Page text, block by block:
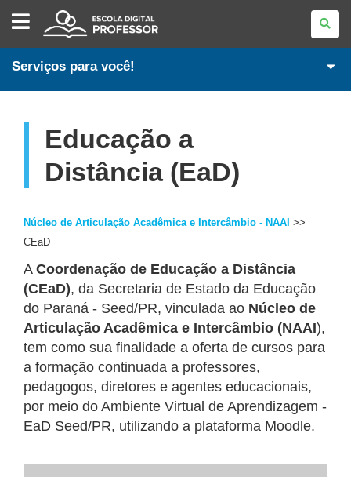
ESCOLA
DIGITAL
-
PROFESSORES
Serviços para você!
Educação a
Distância (EaD)
Núcleo de Articulação Acadêmica e Intercâmbio - NAAI >>
CEaD
A Coordenação de Educação a Distância
(CEaD), da Secretaria de Estado da Educação
do Paraná - Seed/PR, vinculada ao Núcleo de
Articulação Acadêmica e Intercâmbio (NAAI),
tem como sua finalidade a oferta de cursos para
a formação continuada a professores,
pedagogos, diretores e agentes educacionais,
por meio do Ambiente Virtual de Aprendizagem -
EaD Seed/PR, utilizando a plataforma Moodle.